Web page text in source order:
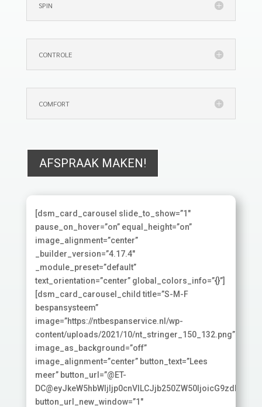
SPIN
CONTROLE
COMFORT
AFSPRAAK MAKEN!
[dsm_card_carousel slide_to_show=”1″
pause_on_hover=”on” equal_height=”on”
image_alignment=”center”
_builder_version=”4.17.4″
_module_preset=”default”
text_orientation=”center” global_colors_info=”{}”]
[dsm_card_carousel_child title=”S-M-F
bespansysteem”
image=”https://ntbespanservice.nl/wp-
content/uploads/2021/10/nt_stringer_150_132.png”
image_as_background=”off”
image_alignment=”center” button_text=”Lees
meer” button_url=”@ET-
button_url_new_window=”1″